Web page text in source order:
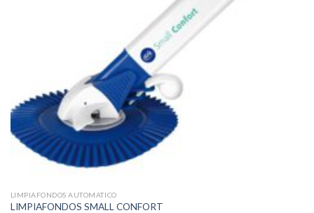
LIMPIAFONDOS AUTOMATICO
LIMPIAFONDOS SMALL CONFORT